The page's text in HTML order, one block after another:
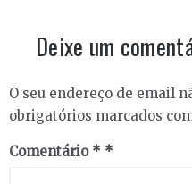
Deixe um
O seu endereço de email
obrigatórios marcados
Comentário *